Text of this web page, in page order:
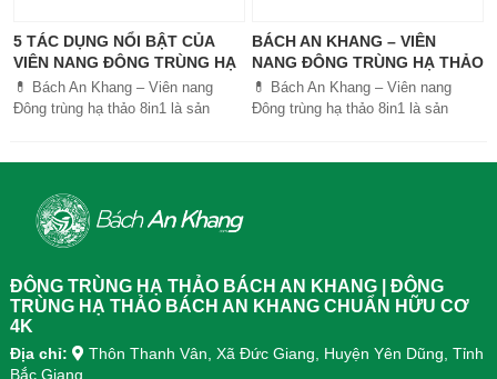
5 TÁC DỤNG NỔI BẬT CỦA
VIÊN NANG ĐÔNG TRÙNG HẠ
THẢO BÁCH AN KHANG
💊 Bách An Khang – Viên nang
Đông trùng hạ thảo 8in1 là sản
tiêu hóa, ngủ ngon, giảm mệt mỏi.
Sản phẩm được sản xuất tại nhà
máy đạt chuẩn GMP, sử dụng công
giúp hấp thu nhanh và hiệu quả
hơn.
BÁCH AN KHANG – VIÊN
NANG ĐÔNG TRÙNG HẠ THẢO
8IN1: GIẢI PHÁP SỨC KHỎE
TOÀN DIỆN
💊 Bách An Khang – Viên nang
Đông trùng hạ thảo 8in1 là sản
ĐÔNG TRÙNG HẠ THẢO BÁCH AN KHANG | ĐÔNG
TRÙNG HẠ THẢO BÁCH AN KHANG CHUẨN HỮU CƠ
4K
Địa chỉ:
Thôn Thanh Vân, Xã Đức Giang, Huyện Yên Dũng, Tỉnh
Bắc Giang